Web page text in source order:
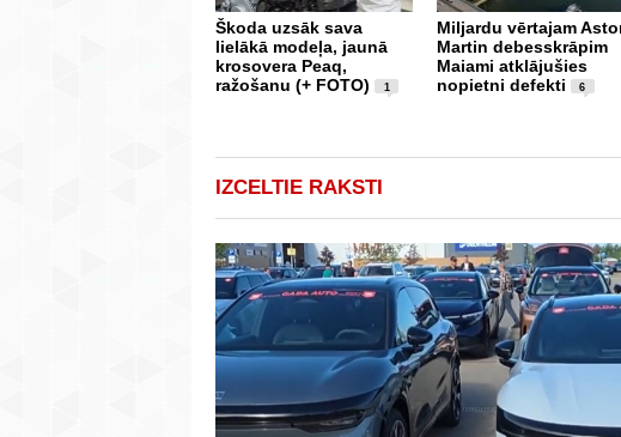
Škoda uzsāk sava
lielākā modeļa, jaunā
krosovera Peaq,
ražošanu (+ FOTO)
1
Miljardu vērtajam
Martin debesskrāpim
Maiami atklājušies
nopietni defekti
6
IZCELTIE RAKSTI